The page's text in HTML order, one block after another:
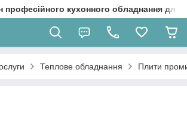
професійного кухонного обладнання
Теплове обладнання Плити